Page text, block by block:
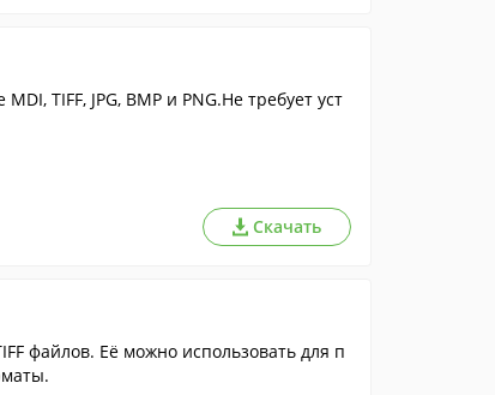
TIFF, JPG, BMP и PNG.Не требует уст
Скачать
файлов. Её можно использовать для п